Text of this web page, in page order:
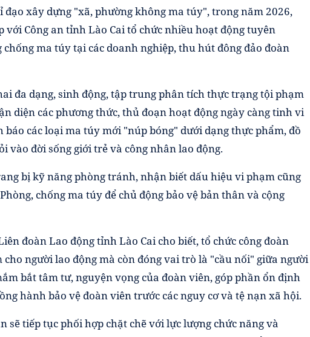
xây dựng "xã, phường không ma túy", trong năm 2026,
Công an tỉnh Lào Cai tổ chức nhiều hoạt động tuyên
ma túy tại các doanh nghiệp, thu hút đông đảo đoàn
đa dạng, sinh động, tập trung phân tích thực trạng tội phạm
diện các phương thức, thủ đoạn hoạt động ngày càng tinh vi
các loại ma túy mới "núp bóng" dưới dạng thực phẩm, đồ
vào đời sống giới trẻ và công nhân lao động.
bị kỹ năng phòng tránh, nhận biết dấu hiệu vi phạm cũng
chống ma túy để chủ động bảo vệ bản thân và cộng
đoàn Lao động tỉnh Lào Cai cho biết, tổ chức công đoàn
người lao động mà còn đóng vai trò là "cầu nối" giữa người
bắt tâm tư, nguyện vọng của đoàn viên, góp phần ổn định
hành bảo vệ đoàn viên trước các nguy cơ và tệ nạn xã hội.
sẽ tiếp tục phối hợp chặt chẽ với lực lượng chức năng và